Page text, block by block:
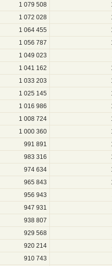
1 079 508
1 072 028
1 064 455
1 056 787
1 049 023
1 041 162
1 033 203
1 025 145
1 016 986
1 008 724
1 000 360
991 891
983 316
974 634
965 843
956 943
947 931
938 807
929 568
920 214
910 743